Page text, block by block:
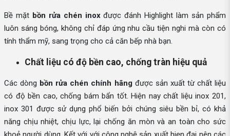
Bề mặt bồn rửa chén inoxđược đánh Highlight làm sản phẩm
luôn sáng bóng, không chỉ đáp ứng nhu cầu tiện nghi mà còn có
tính thẩm mỹ, sang trọng cho cả căn bếp nhà bạn.
Chất liệu có độ bền cao, chống tràn hiệu quả
Các dòng bồn rửa chén chính hãngđược sản xuất từ chất liệu
có độ bền cao, chống bám bẩn tốt. Hiện nay chất liệu inox 201,
inox 301 được sử dụng phổ biến bởi chúng siêu bền bỉ, có khả
năng chịu nhiệt, chịu lực, lại chống ăn mòn và an toàn cho sức